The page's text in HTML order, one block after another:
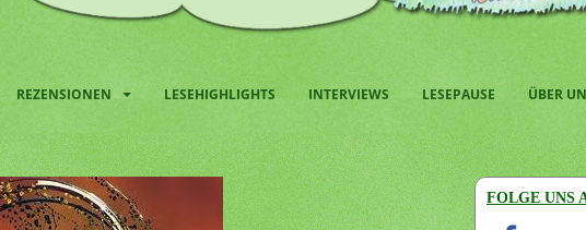
REZENSIONEN LESEHIGHLIGHTS INTERVIEWS LESEPAUSE ÜBER
FOLGE UNS